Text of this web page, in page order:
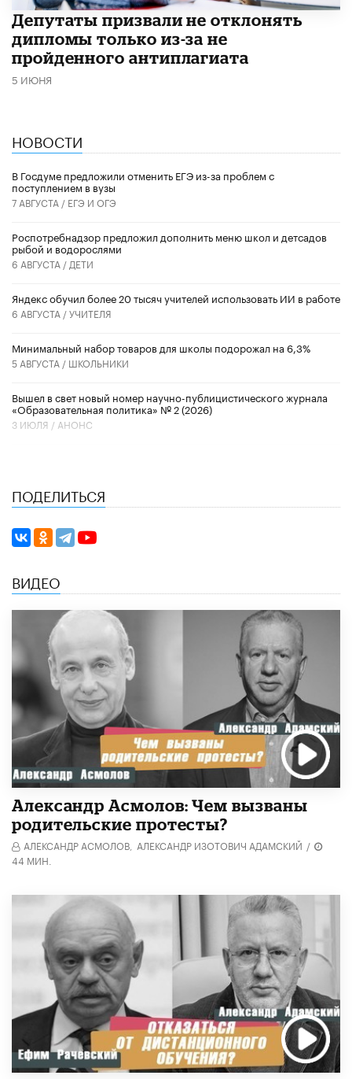
Депутаты призвали не отклонять
дипломы только из-за не
пройденного антиплагиата
5 ИЮНЯ
НОВОСТИ
В Госдуме предложили отменить ЕГЭ из-за проблем с
поступлением в вузы
7 АВГУСТА / ЕГЭ И ОГЭ
Роспотребнадзор предложил дополнить меню школ и детсадов
рыбой и водорослями
6 АВГУСТА / ДЕТИ
​Яндекс обучил более 20 тысяч учителей использовать ИИ в работе
6 АВГУСТА /УЧИТЕЛЯ
Минимальный набор товаров для школы подорожал на 6,3%
5 АВГУСТА / ШКОЛЬНИКИ
Вышел в свет новый номер научно-публицистического журнала
«Образовательная политика» № 2 (2026)
3 ИЮЛЯ / АНОНС
ПОДЕЛИТЬСЯ
ВИДЕО
Александр Асмолов: Чем вызваны
родительские протесты?
АЛЕКСАНДР АСМОЛОВ, АЛЕКСАНДР ИЗОТОВИЧ АДАМСКИЙ /
44 МИН.